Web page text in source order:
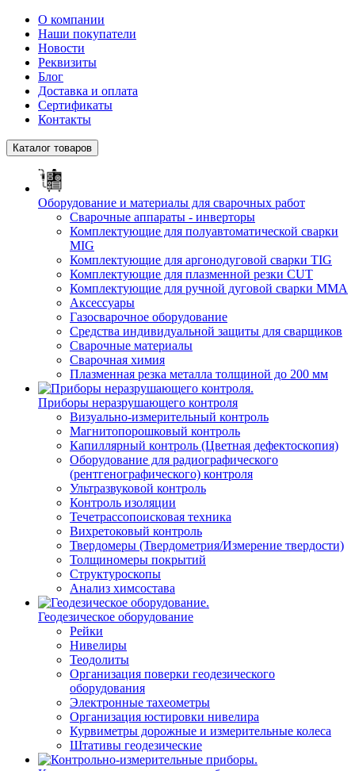
О компании
Наши покупатели
Новости
Реквизиты
Блог
Доставка и оплата
Сертификаты
Контакты
Каталог товаров
Оборудование и материалы для сварочных работ
Сварочные аппараты - инверторы
Комплектующие для полуавтоматической сварки
MIG
Комплектующие для аргонодуговой сварки TIG
Комплектующие для плазменной резки CUT
Комплектующие для ручной дуговой сварки MMA
Аксессуары
Газосварочное оборудование
Средства индивидуальной защиты для сварщиков
Сварочные материалы
Сварочная химия
Плазменная резка металла толщиной до 200 мм
Приборы неразрушающего контроля
Визуально-измерительный контроль
Магнитопорошковый контроль
Капиллярный контроль (Цветная дефектоскопия)
Оборудование для радиографического
(рентгенографического) контроля
Ультразвуковой контроль
Контроль изоляции
Течетрассопоисковая техника
Вихретоковый контроль
Твердомеры (Твердометрия/Измерение твердости)
Толщиномеры покрытий
Структуроскопы
Анализ химсостава
Геодезическое оборудование
Рейки
Нивелиры
Теодолиты
Организация поверки геодезического
оборудования
Электронные тахеометры
Организация юстировки нивелира
Курвиметры дорожные и измерительные колеса
Штативы геодезические